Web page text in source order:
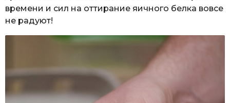
времени и сил на оттирание яичного белка вовсе
не радуют!